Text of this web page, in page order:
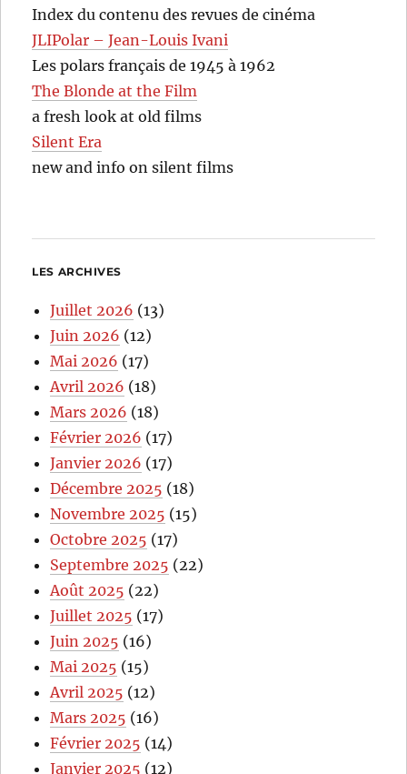
Index du contenu des revues de cinéma
JLIPolar – Jean-Louis Ivani
Les polars français de 1945 à 1962
The Blonde at the Film
a fresh look at old films
Silent Era
new and info on silent films
LES ARCHIVES
Juillet 2026 (13)
Juin 2026 (12)
Mai 2026 (17)
Avril 2026 (18)
Mars 2026 (18)
Février 2026 (17)
Janvier 2026 (17)
Décembre 2025 (18)
Novembre 2025 (15)
Octobre 2025 (17)
Septembre 2025 (22)
Août 2025 (22)
Juillet 2025 (17)
Juin 2025 (16)
Mai 2025 (15)
Avril 2025 (12)
Mars 2025 (16)
Février 2025 (14)
Janvier 2025 (12)